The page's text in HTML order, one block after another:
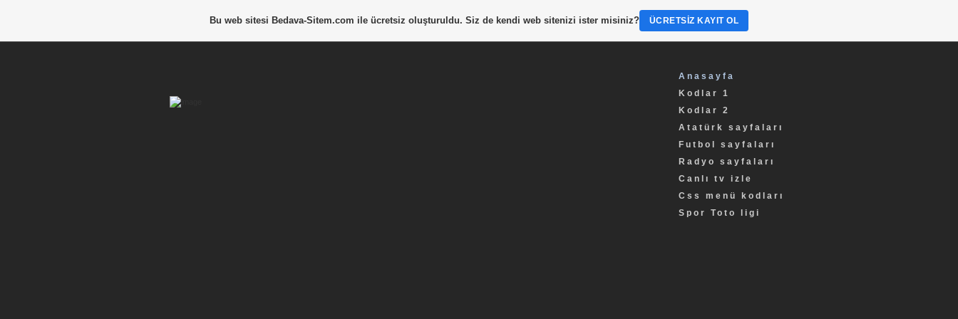
Anasayfa
Kodlar 1
Kodlar 2
Atatürk sayfaları
Futbol sayfaları
Radyo sayfaları
Canlı tv izle
Css menü kodları
Spor Toto ligi
Bu web sitesi Bedava-Sitem.com ile ücretsiz oluşturuldu. Siz de kendi web sitenizi ister misiniz? ÜCRETSIZ KAYIT OL